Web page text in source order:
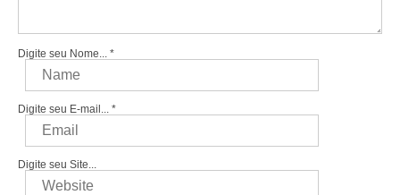
Digite seu Nome... *
Digite seu E-mail... *
Digite seu Site...